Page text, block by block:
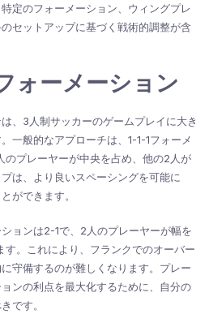
定のフォーメーション、ウィングプレ
セットアップに基づく戦術的調整が含
ォーメーション
、3人制サッカーのゲームプレイに大き
一般的なアプローチは、1-1-1フォーメ
のプレーヤーが中央を占め、他の2人が
は、より良いスペーシングを可能に
ができます。
ョンは2-1で、2人のプレーヤーが幅を
す。これにより、フランクでのオーバー
守備するのが難しくなります。プレー
ンの利点を最大化するために、自分の
です。